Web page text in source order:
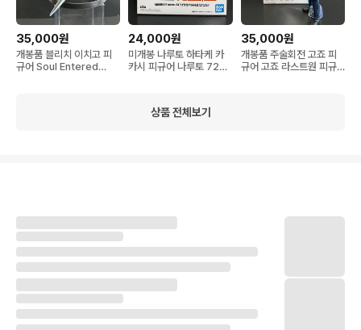
35,000원
개봉품 블리치 이치고 피
규어 Soul Entered
24,000원
미개봉 나루토 하타케 카
카시 피규어 나루토 72시
35,000원
개봉품 주술회전 고죠 피
규어 고죠 라스트원 피규
상품 전체보기